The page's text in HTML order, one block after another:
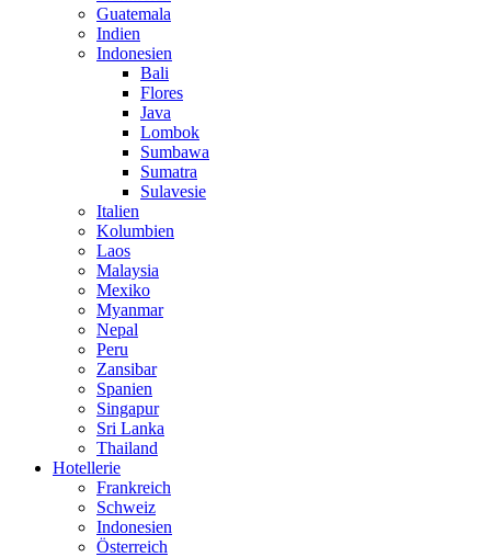
Guatemala
Indien
Indonesien
Bali
Flores
Java
Lombok
Sumbawa
Sumatra
Sulavesie
Italien
Kolumbien
Laos
Malaysia
Mexiko
Myanmar
Nepal
Peru
Zansibar
Spanien
Singapur
Sri Lanka
Thailand
Hotellerie
Frankreich
Schweiz
Indonesien
Österreich